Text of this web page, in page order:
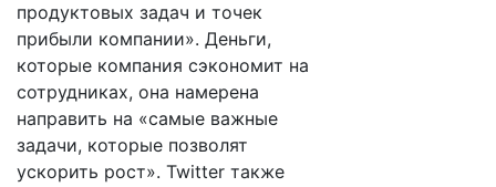
продуктовых задач и точек
прибыли компании». Деньги,
которые компания сэкономит на
сотрудниках, она намерена
направить на «самые важные
задачи, которые позволят
ускорить рост». Twitter также